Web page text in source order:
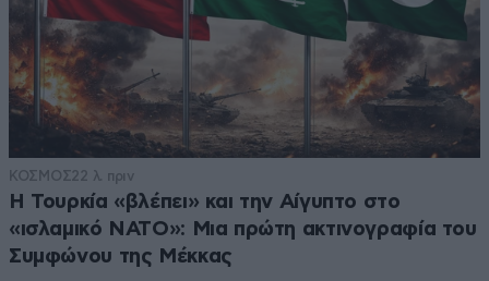
ΚΟΣΜΟΣ22 λ. πριν
Η Τουρκία «βλέπει» και την Αίγυπτο στο
«ισλαμικό ΝΑΤΟ»: Μια πρώτη ακτινογραφία του
Συμφώνου της Μέκκας